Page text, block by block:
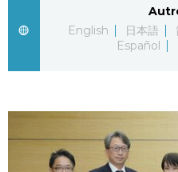
Société
Culture
English
日本語
Español